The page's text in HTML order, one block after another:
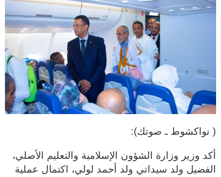
( نواكشوط ـ صوتك):
أكد وزير وزارة الشؤون الإسلامية والتعليم الأصلي،
الفضيل ولد سيداتي ولد أحمد لولي، اكتمال عملية